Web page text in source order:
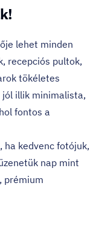
lehet minden
recepciós pultok,
tökéletes
illik minimalista,
fontos a
ha kedvenc fotójuk,
nap mint
prémium